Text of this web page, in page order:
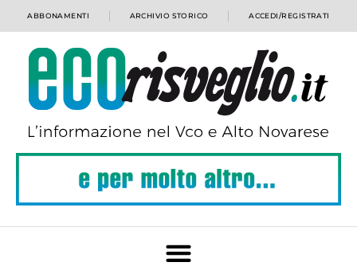
ABBONAMENTI ARCHIVIO STORICO ACCEDI/REGISTRATI